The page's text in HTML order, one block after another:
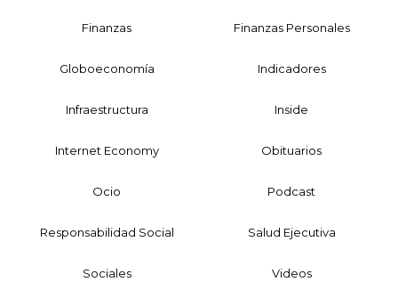
Finanzas Finanzas Personales
Globoeconomía Indicadores
Infraestructura Inside
Internet Economy Obituarios
Ocio Podcast
Responsabilidad Social Salud Ejecutiva
Sociales Videos